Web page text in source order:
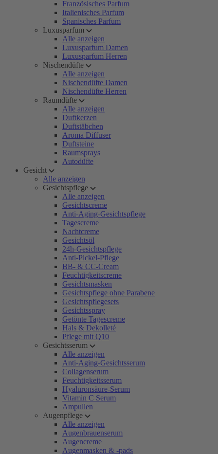
Französisches Parfum
Italienisches Parfum
Spanisches Parfum
Luxusparfum
Alle anzeigen
Luxusparfum Damen
Luxusparfum Herren
Nischendüfte
Alle anzeigen
Nischendüfte Damen
Nischendüfte Herren
Raumdüfte
Alle anzeigen
Duftkerzen
Duftstäbchen
Aroma Diffuser
Duftsteine
Raumsprays
Autodüfte
Gesicht
Alle anzeigen
Gesichtspflege
Alle anzeigen
Gesichtscreme
Anti-Aging-Gesichtspflege
Tagescreme
Nachtcreme
Gesichtsöl
24h-Gesichtspflege
Anti-Pickel-Pflege
BB- & CC-Cream
Feuchtigkeitscreme
Gesichtsmasken
Gesichtspflege ohne Parabene
Gesichtspflegesets
Gesichtsspray
Getönte Tagescreme
Hals & Dekolleté
Pflege mit Q10
Gesichtsserum
Alle anzeigen
Anti-Aging-Gesichtsserum
Collagenserum
Feuchtigkeitsserum
Hyaluronsäure-Serum
Vitamin C Serum
Ampullen
Augenpflege
Alle anzeigen
Augenbrauenserum
Augencreme
Augenmasken & -pads